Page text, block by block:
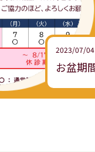
2023/07/04